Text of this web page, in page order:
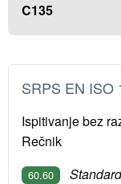
C135
SRPS EN ISO
Ispitivanje bez
Rečnik
60.60